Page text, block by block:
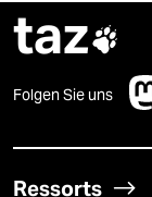
taz
Folgen Sie uns
Ressorts